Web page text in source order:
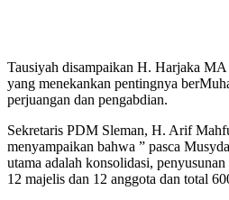
Tausiyah disampaikan H. Harjaka
yang menekankan pentingnya
perjuangan dan pengabdian.
Sekretaris PDM Sleman, H. Arif
menyampaikan bahwa ” pasca
utama adalah konsolidasi,
12 majelis dan 12 anggota dan total